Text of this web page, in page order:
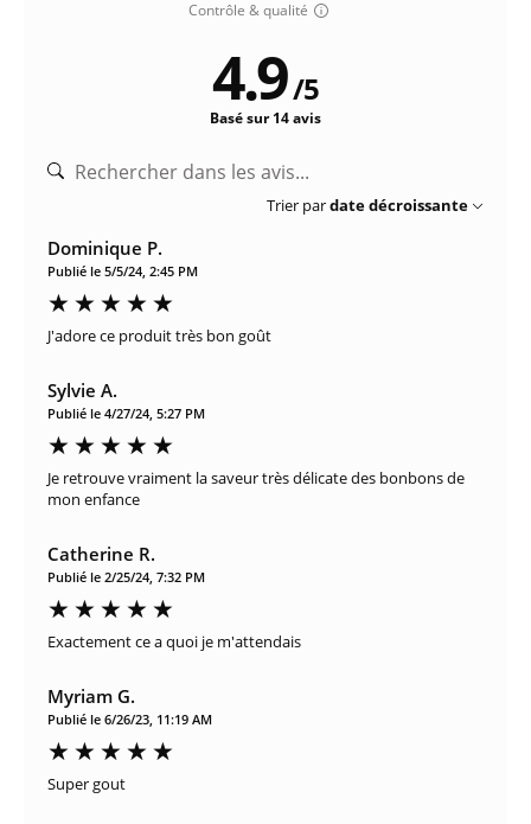
Contrôle & qualité
4.9/5
Basé sur 14 avis
Trier pardate décroissante
Dominique P.
Publié le 5/5/24, 2:45 PM
J'adore ce produit très bon goût
Sylvie A.
Publié le 4/27/24, 5:27 PM
Je retrouve vraiment la saveur très délicate des bonbons de
mon enfance
Catherine R.
Publié le 2/25/24, 7:32 PM
Exactement ce a quoi je m'attendais
Myriam G.
Publié le 6/26/23, 11:19 AM
Super gout